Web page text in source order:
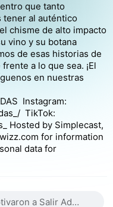
que tanto
tener al auténtico
chisme de alto impacto
vino y su botana
de esas historias de
a lo que sea. ¡El
en nuestras
Instagram:
TikTok:
Hosted by Simplecast,
for information
data for